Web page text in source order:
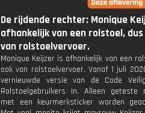
De rijdende rechter: Monique
afhankelijk van een rolstoel, dus
van rolstoelvervoer.
Monique Keijzer is afhankelijk van een
ook van rolstoelvervoer. Vanaf 1 juli
vernieuwde versie van de Code
Rolstoelgebruikers in. Alleen geteste
met een keurmerksticker worden